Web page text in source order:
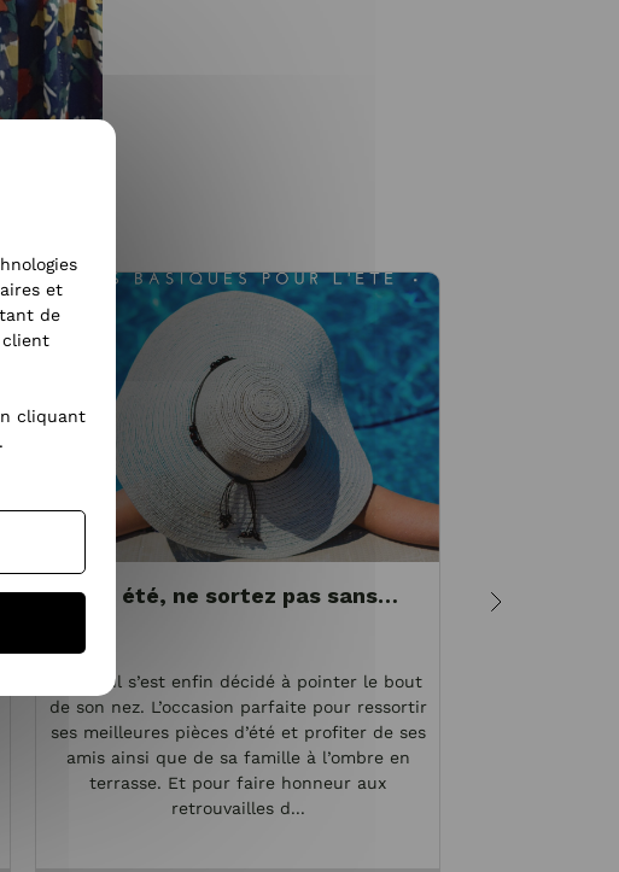
Cet été, ne sortez pas sans…
Le soleil s’est enfin décidé à pointer le bout
de son nez. L’occasion parfaite pour ressortir
ses meilleures pièces d’été et profiter de ses
amis ainsi que de sa famille à l’ombre en
terrasse. Et pour faire honneur aux
retrouvailles d...
et
de
client
cliquant